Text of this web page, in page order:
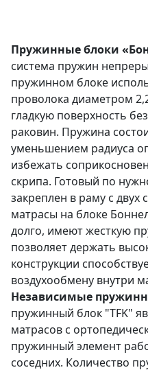
Пружинные блоки
система пружин
пружинном блоке
проволока диаметром
гладкую поверхность
раковин. Пружина
уменьшением радиуса
избежать
скрипа. Готовый по
закреплен в раму с
матрасы на блоке
долго, имеют жесткую
позволяет держать
конструкции
воздухообмену внутри
Независимые
пружинный блок "TFK"
матрасов с
пружинный элемент
соседних. Количество